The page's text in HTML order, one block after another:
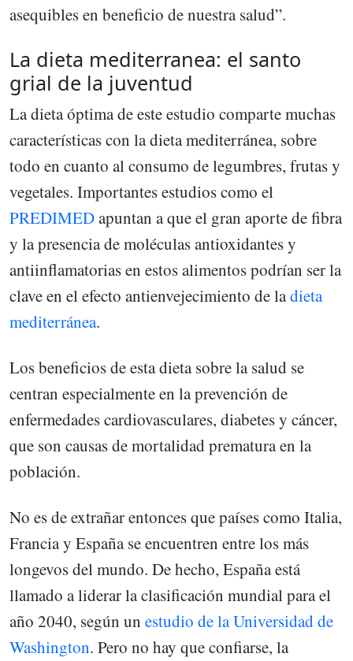
asequibles en beneficio de nuestra salud”.
La dieta mediterranea: el santo
grial de la juventud
La dieta óptima de este estudio comparte muchas
características con la dieta mediterránea, sobre
todo en cuanto al consumo de legumbres, frutas y
vegetales. Importantes estudios como el
PREDIMEDapuntan a que el gran aporte de fibra
y la presencia de moléculas antioxidantes y
antiinflamatorias en estos alimentos podrían ser la
clave en el efecto antienvejecimiento de ladieta
mediterránea.
Los beneficios de esta dieta sobre la salud se
centran especialmente en la prevención de
enfermedades cardiovasculares, diabetes y cáncer,
que son causas de mortalidad prematura en la
población.
No es de extrañar entonces que países como Italia,
Francia y España se encuentren entre los más
longevos del mundo. De hecho, España está
llamado a liderar la clasificación mundial para el
año 2040, según un estudio de la Universidad de
Washington. Pero no hay que confiarse, la